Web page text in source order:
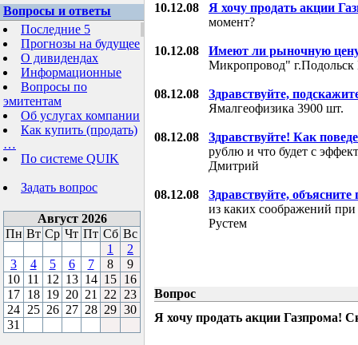
Вопросы и ответы
Последние 5
Прогнозы на будущее
О дивидендах
Информационные
Вопросы по
эмитентам
Об услугах компании
Как купить (продать)
…
По системе QUIK
Задать вопрос
Август 2026
Пн Вт Ср Чт Пт Сб Вс
1
2
3
4 5 6 7 8
9
10 11 12 13 14 15 16
17 18 19 20 21 22
23
24 25 26 27 28 29 30
31
10.12.08 Я хочу продать акции
момент?
10.12.08
Имеют ли рыночную
Микропровод"
08.12.08
Здравствуйте,
Ямалгеофизика 3900 шт.
08.12.08
Здравствуйте! Как
рублю и что будет с
Дмитрий
08.12.08
Здравствуйте, объясните
из каких соображений
Рустем
Вопрос
Я хочу продать акции Газпрома!